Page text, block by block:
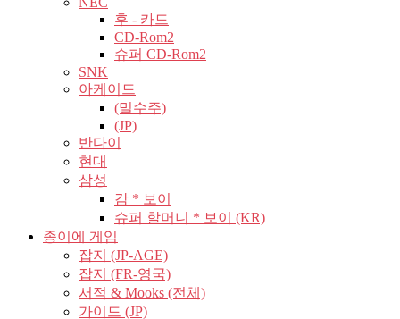
후 - 카드
CD-Rom2
슈퍼 CD-Rom2
SNK
아케이드
(밀수주)
(JP)
반다이
현대
삼성
감 * 보이
슈퍼 할머니 * 보이 (KR)
종이에 게임
잡지 (JP-AGE)
잡지 (FR-영국)
서적 & Mooks (전체)
가이드 (JP)